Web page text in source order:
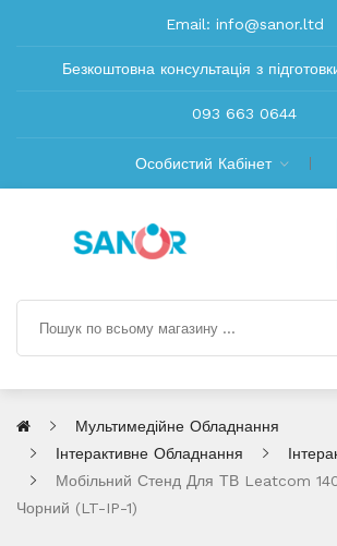
Email: info@sanor.ltd
Безкоштовна консультація з
093 663 0644
Особистий Кабінет
Мультимедійне Обладнання
Інтерактивне Обладнання
Мобільний Стенд Для ТВ Leatcom
Чорний (LT-IP-1)